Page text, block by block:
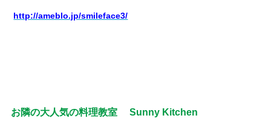
http://ameblo.jp/smileface3/
お隣の大人気の料理教室 Sunny Kitchen